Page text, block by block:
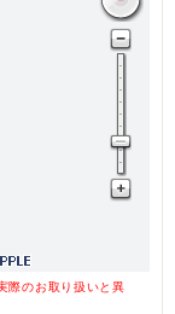
際のお取り扱いと異